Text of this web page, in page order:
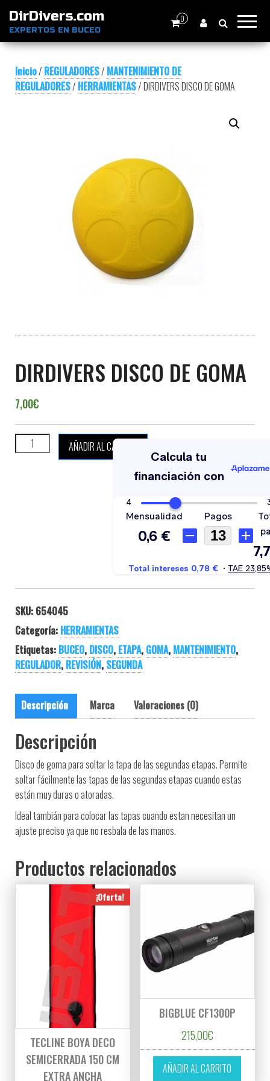
DirDivers.com
EXPERTOS EN BUCEO
0
Inicio/ REGULADORES/ MANTENIMIENTO DE
REGULADORES/ HERRAMIENTAS/ DIRDIVERS DISCO DE GOMA
DIRDIVERS DISCO DE GOMA
7,00€
DIRDIVERS DISCO DE GOMA cantidad
AÑADIR AL CARRITO
SKU: 654045
Categoría: HERRAMIENTAS
Etiquetas: BUCEO, DISCO, ETAPA, GOMA, MANTENIMIENTO,
REGULADOR, REVISIÓN, SEGUNDA
Descripción Marca Valoraciones (0)
Descripción
Disco de goma para soltar la tapa de las segundas etapas. Permite
soltar fácilmente las tapas de las segundas etapas cuando estas
están muy duras o atoradas.
Ideal tambián para colocar las tapas cuando estan necesitan un
ajuste preciso ya que no resbala de las manos.
Productos relacionados
¡Oferta!
TECLINE BOYA DECO
SEMICERRADA 150 CM
EXTRA ANCHA
BIGBLUE CF1300P
215,00€
AÑADIR AL CARRITO